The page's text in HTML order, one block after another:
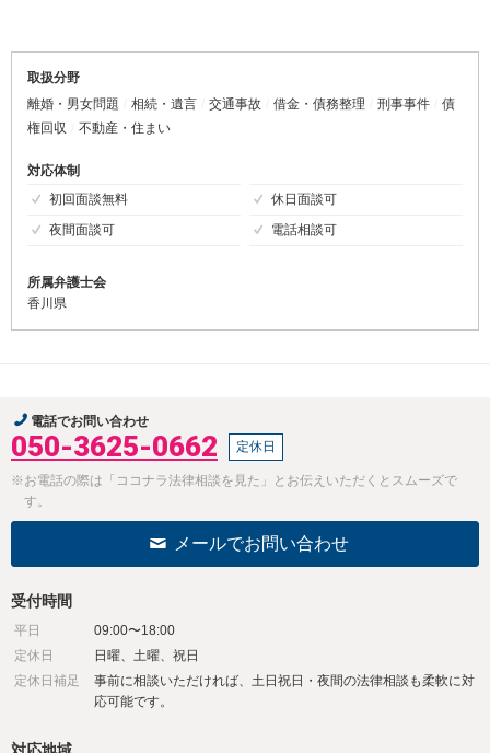
取扱分野
離婚・男女問題
相続・遺言 交通事故 借金・債務整理 刑事事件
債
権回収
不動産・住まい
対応体制
初回面談無料
休日面談可
夜間面談可
電話相談可
所属弁護士会
香川県
電話でお問い合わせ
050-3625-0662 定休日
※お電話の際は「ココナラ法律相談を見た」とお伝えいただくとスムーズで
す。
メールでお問い合わせ
受付時間
平日
09:00〜18:00
定休日
日曜、土曜、祝日
定休日補足
事前に相談いただければ、土日祝日・夜間の法律相談も柔軟に対
応可能です。
対応地域